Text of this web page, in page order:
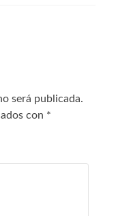
será publicada.
con *